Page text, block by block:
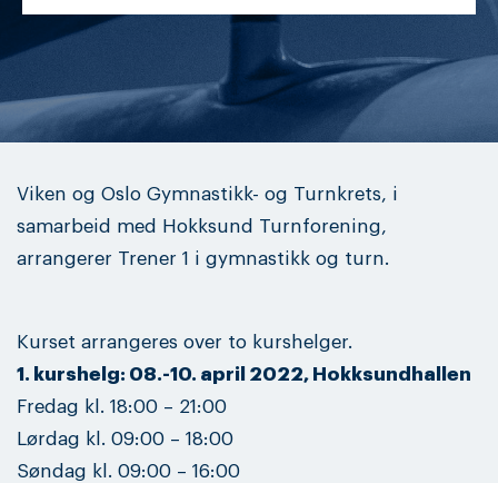
Viken og Oslo Gymnastikk- og Turnkrets, i
samarbeid med Hokksund Turnforening,
arrangerer Trener 1 i gymnastikk og turn.
Kurset arrangeres over to kurshelger.
1. kurshelg: 08.-10. april 2022, Hokksundhallen
Fredag kl. 18:00 – 21:00
Lørdag kl. 09:00 – 18:00
Søndag kl. 09:00 – 16:00